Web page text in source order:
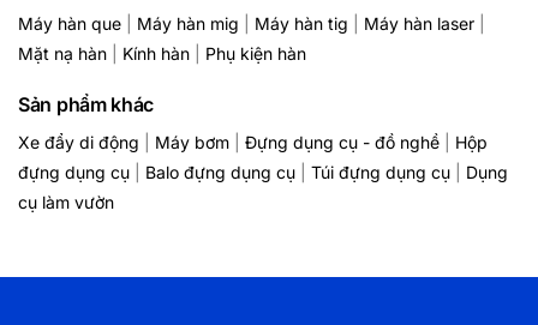
Máy hàn que Máy hàn mig Máy hàn tig Máy hàn laser
Mặt nạ hàn
Kính hàn Phụ kiện hàn
Sản phẩm khác
Xe đẩy di động Máy bơm Đựng dụng cụ - đồ nghề
Hộp
đựng dụng cụ
Balo đựng dụng cụ Túi đựng dụng cụ
Dụng
cụ làm vườn